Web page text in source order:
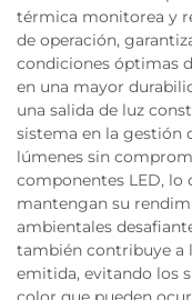
térmica monitorea y
de operación,
condiciones óptimas
en una mayor
una salida de luz
sistema en la gestión
lúmenes sin
componentes LED, lo
mantengan su
ambientales
también contribuye a
emitida, evitando los